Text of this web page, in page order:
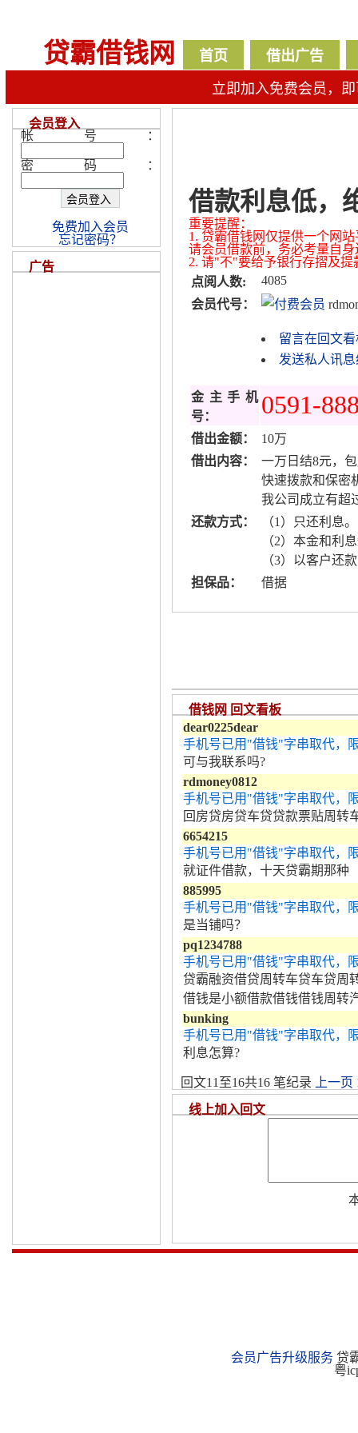
贷霸借钱网 首页 借出广告
立即加入免费会员，
借款利息低，
重要提醒：
1. 贷霸借钱网仅提供一个网
请会员借款前，务必考量自
2. 请"不"要给予银行存摺及
点阅人数:
4085
会员代号：
留言在回文看
发送私人讯息
金主手机
号：
0591-
借出金额：
10万
借出内容：
一万日结8元，
快速拨款和保密
我公司成立有超
还款方式：
（1）只还利息。
（2）本金和利
（3）以客户还
担保品：
借据
借钱网 回文看板
dear0225dear
手机号已用"借钱"字串取代，
可与我联系吗?
rdmoney0812
手机号已用"借钱"字串取代，
回房贷房贷车贷贷款票贴周转
6654215
手机号已用"借钱"字串取代，
就证件借款，十天贷霸期那种
885995
手机号已用"借钱"字串取代，
是当铺吗？
pq1234788
手机号已用"借钱"字串取代，
贷霸融资借贷周转车贷车贷周
借钱是小额借款借钱借钱周转
bunking
手机号已用"借钱"字串取代，
利息怎算?
回文11至16共16 笔纪录 上一页
线上加入回文
会员登入
帐号：
密码：
免费加入会员
忘记密码？
广告
会员广告升级服务 贷
粤